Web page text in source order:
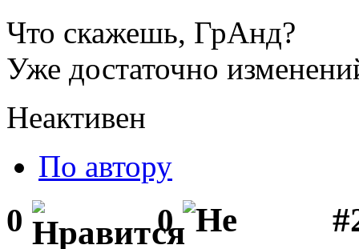
Что скажешь, ГрАнд?
Уже достаточно
Неактивен
По автору
0 0